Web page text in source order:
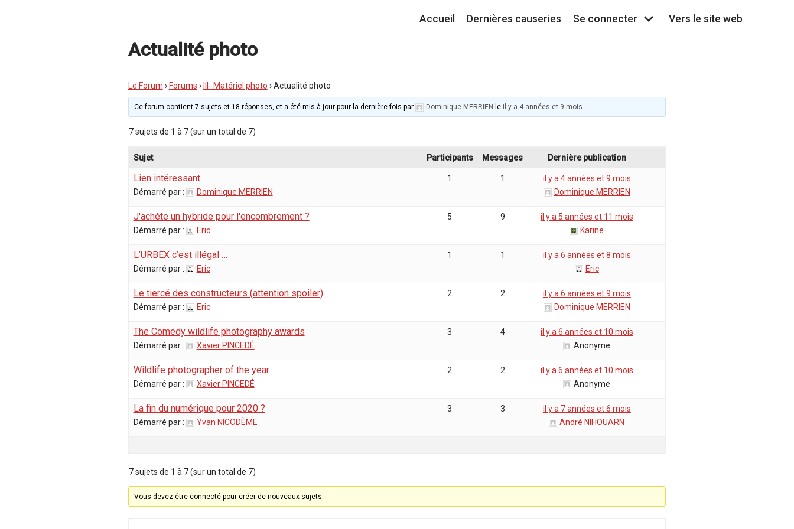
Accueil Dernières causeries Se connecter Vers le site web
Actualité photo
Le Forum › Forums › III- Matériel photo › Actualité photo
Ce forum contient 7 sujets et 18 réponses, et a été mis à jour pour la dernière fois par Dominique MERRIEN le il y a 4 années et 9 mois.
7 sujets de 1 à 7 (sur un total de 7)
Sujet Participants Messages Dernière publication
Lien intéressant
Démarré par : Dominique MERRIEN
1 1
il y a 4 années et 9 mois
Dominique MERRIEN
J'achète un hybride pour l'encombrement ?
Démarré par : Eric
5 9
il y a 5 années et 11 mois
Karine
L’URBEX c’est illégal …
Démarré par : Eric
1 1
il y a 6 années et 8 mois
Eric
Le tiercé des constructeurs (attention spoiler)
Démarré par : Eric
2 2
il y a 6 années et 9 mois
Dominique MERRIEN
The Comedy wildlife photography awards
Démarré par : Xavier PINCEDÉ
3 4
il y a 6 années et 10 mois
Anonyme
Wildlife photographer of the year
Démarré par : Xavier PINCEDÉ
2 2
il y a 6 années et 10 mois
Anonyme
La fin du numérique pour 2020 ?
Démarré par : Yvan NICODÈME
3 3
il y a 7 années et 6 mois
André NIHOUARN
7 sujets de 1 à 7 (sur un total de 7)
Vous devez être connecté pour créer de nouveaux sujets.